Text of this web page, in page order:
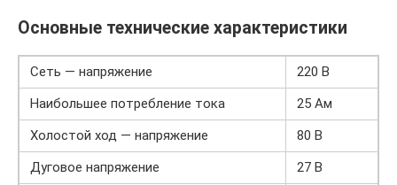
Основные технические характеристики
Сеть — напряжение
220 В
Наибольшее потребление тока
25 Ам
Холостой ход — напряжение
80 В
Дуговое напряжение
27 В